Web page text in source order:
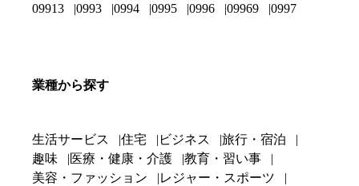
09913
0993 0994 0995 0996 09969 0997
業種から探す
生活サービス 住宅 ビジネス
旅行・宿泊
趣味
医療・健康・介護
教育・習い事
美容・ファッション
レジャー・スポーツ